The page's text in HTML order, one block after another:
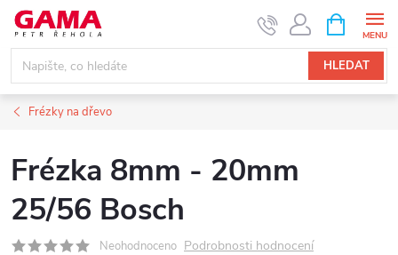
Přejít
obsah
HLEDAT
NÁKUPNÍ
KOŠÍK
Frézky na dřevo
Frézka 8mm - 20mm
25/56 Bosch
Neohodnoceno Podrobnosti hodnocení